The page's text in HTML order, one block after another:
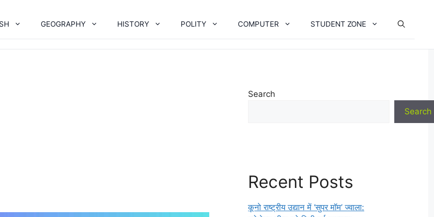
GEOGRAPHY HISTORY POLITY COMPUTER STUDENT ZONE
Search
Search
Recent Posts
कूनो राष्ट्रीय उद्यान में ‘सुपर मॉम’ ज्वाला: